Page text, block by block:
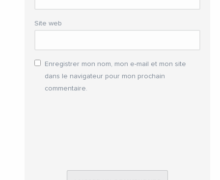
Site web
Enregistrer mon nom, mon e-mail et mon site
dans le navigateur pour mon prochain
commentaire.